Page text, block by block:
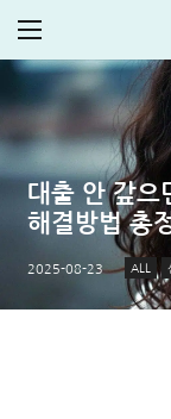
대출 안 갚으
해결방법 총
2025-08-23 ALL